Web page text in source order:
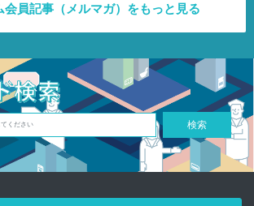
会員記事（メルマガ）をもっと見る
検索